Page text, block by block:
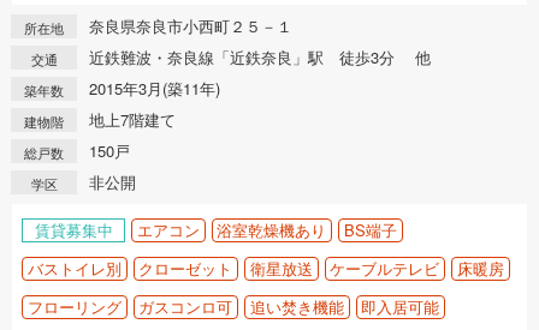
所在地 奈良県奈良市小西町２５－１
交通 近鉄難波・奈良線「近鉄奈良」駅 徒歩3分 他
築年数 2015年3月(築11年)
建物階 地上7階建て
総戸数 150戸
学区 非公開
賃貸募集中 エアコン 浴室乾燥機あり
BS端子
バストイレ別
クローゼット 衛星放送 ケーブルテレビ
床暖房
フローリング
ガスコンロ可 追い焚き機能
即入居可能